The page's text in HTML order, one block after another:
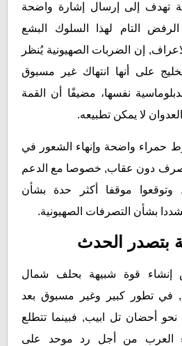
تهدف إلى إرسال إشارة واضحة
الرفض التام لهذا السلوك البشع
إن الضربات الصهيونية يُنظر
على أنها انتهاك غير مسبوق
نفسها، مضيفًا أن القمة
لا يمكن تطبيعه.
حمراء واضحة وإنهاء الشعور في
دون عقاب, خصوصا مع الدعم
وتوقعوا موقفا أكثر حدة بشأن
بشأن التصرفات الصهيونية.
بتصدر الحدث
إنشاء قوة شبيهة بحلف شمال
في تطور كبير وغير مسبوق بعد
نحو أحضان تل ابيب, فبينما تتطلع
العرب من أجل رد موحد على